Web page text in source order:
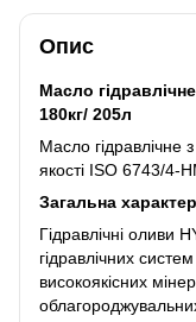
Опис
Масло
180кг/ 205л
Масло гідравлічне
якості ISO 6743/4-
Загальна
Гідравлічні оливи
гідравлічних
високоякісних